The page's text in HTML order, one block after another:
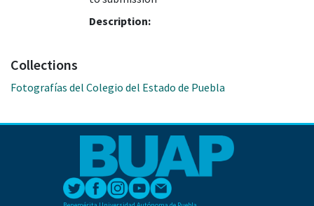
Description:
Collections
Fotografías del Colegio del Estado de Puebla